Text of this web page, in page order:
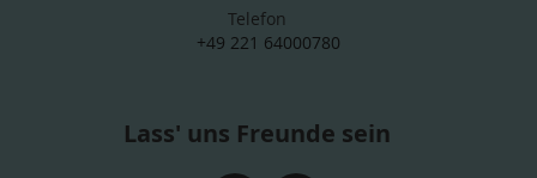
Telefon
+49 221 64000780
Lass' uns Freunde sein